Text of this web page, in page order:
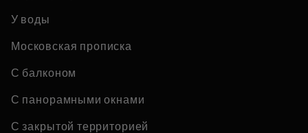
У воды
Московская прописка
С балконом
С панорамными окнами
С закрытой территорией